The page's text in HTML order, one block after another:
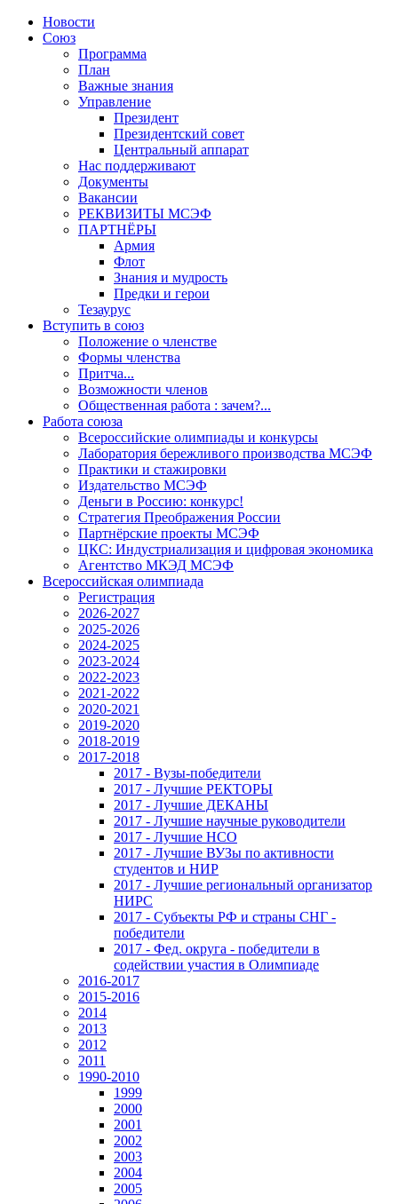
Новости
Союз
Программа
План
Важные знания
Управление
Президент
Президентский совет
Центральный аппарат
Нас поддерживают
Документы
Вакансии
РЕКВИЗИТЫ МСЭФ
ПАРТНЁРЫ
Армия
Флот
Знания и мудрость
Предки и герои
Тезаурус
Вступить в союз
Положение о членстве
Формы членства
Притча...
Возможности членов
Общественная работа : зачем?...
Работа союза
Всероссийские олимпиады и конкурсы
Лаборатория бережливого производства МСЭФ
Практики и стажировки
Издательство МСЭФ
Деньги в Россию: конкурс!
Стратегия Преображения России
Партнёрские проекты МСЭФ
ЦКС: Индустриализация и цифровая экономика
Агентство МКЭД МСЭФ
Всероссийская олимпиада
Регистрация
2026-2027
2025-2026
2024-2025
2023-2024
2022-2023
2021-2022
2020-2021
2019-2020
2018-2019
2017-2018
2017 - Вузы-победители
2017 - Лучшие РЕКТОРЫ
2017 - Лучшие ДЕКАНЫ
2017 - Лучшие научные руководители
2017 - Лучшие НСО
2017 - Лучшие ВУЗы по активности
студентов и НИР
2017 - Лучшие региональный организатор
НИРС
2017 - Субъекты РФ и страны СНГ -
победители
2017 - Фед. округа - победители в
содействии участия в Олимпиаде
2016-2017
2015-2016
2014
2013
2012
2011
1990-2010
1999
2000
2001
2002
2003
2004
2005